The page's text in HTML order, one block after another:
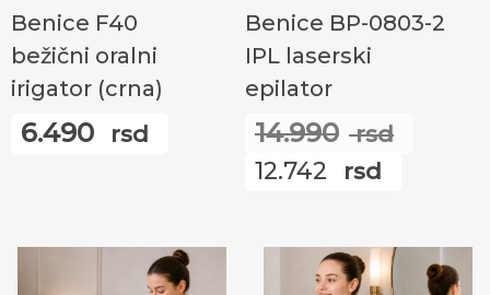
Benice F40
bežični oralni
irigator (crna)
6.490 rsd
Benice BP-0803-2
IPL laserski
epilator
14.990 rsd
12.742 rsd
је:
12.742